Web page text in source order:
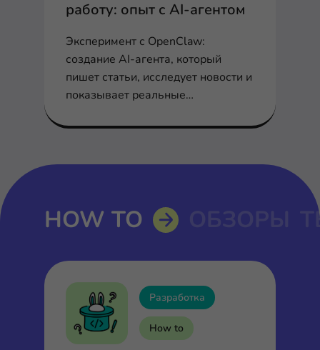
работу: опыт с AI-агентом
Эксперимент с OpenClaw:
создание AI-агента, который
пишет статьи, исследует новости и
показывает реальные
агентного ИИ.
HOW TO
Разработка
How to